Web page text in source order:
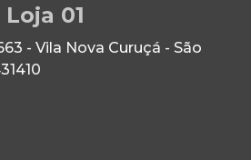
01
- Vila Nova Curuçá - São